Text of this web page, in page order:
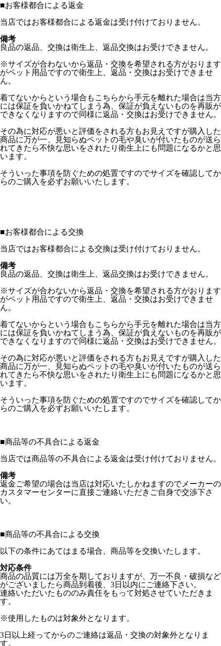
■お客様都合による返金
当店ではお客様都合による返金は受け付けておりません。
備考
良品の返品、交換は衛生上、返品交換はお受けできません。
※サイズが合わないから返品・交換を希望される方がおります
がペット用品ですので衛生上、返品・交換はお受けできませ
ん。
着てないからという場合もこちらから手元を離れた場合は当方
には保証を負いかねてしまう為、保証が負えないものを再販が
できなくなりますので同様に返品・交換はお受けできません。
その為に対応が悪いと評価をされる方もお見えですが購入した
商品に万が一、見知らぬペットの毛や臭いが付いたものが送ら
れてきたら不快な思いをされたり衛生上にも問題になるかと思
います。
そういった事項を防ぐための処置ですのでサイズを確認してか
らのご購入を必ずお願いいたします。
■お客様都合による交換
当店ではお客様都合による交換は受け付けておりません。
備考
良品の返品、交換は衛生上、返品交換はお受けできません。
※サイズが合わないから返品・交換を希望される方がおります
がペット用品ですので衛生上、返品・交換はお受けできませ
ん。
着てないからという場合もこちらから手元を離れた場合は当方
には保証を負いかねてしまう為、保証が負えないものを再販が
できなくなりますので同様に返品・交換はお受けできません。
その為に対応が悪いと評価をされる方もお見えですが購入した
商品に万が一、見知らぬペットの毛や臭いが付いたものが送ら
れてきたら不快な思いをされたり衛生上にも問題になるかと思
います。
そういった事項を防ぐための処置ですのでサイズを確認してか
らのご購入を必ずお願いいたします。
■商品等の不具合による返金
当店では商品等の不具合による返金は受け付けておりません。
備考
返金ご希望の場合は当店は対応いたしかねますのでメーカーの
カスタマーセンターに直接ご連絡いただきご自身で交渉下さ
い。
■商品等の不具合による交換
以下の条件にあてはまる場合、商品等を交換いたします。
対応条件
商品の品質には万全を期しておりますが、万一不良・破損など
がございましたら商品到着後、3日以内にご連絡下さい。
連絡いただいたもののみ責任をもって対処させていただきま
す。
※使用したものは対象外となります。
3日以上経ってからのご連絡は返品・交換の対象外となりま
す。